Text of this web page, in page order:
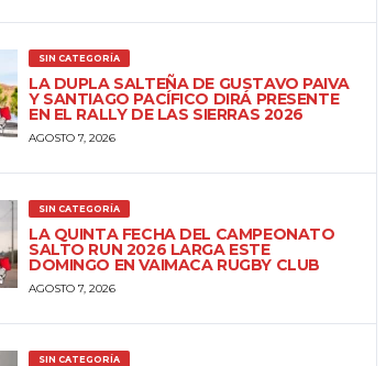
SIN CATEGORÍA
LA DUPLA SALTEÑA DE GUSTAVO PAIVA
Y SANTIAGO PACÍFICO DIRÁ PRESENTE
EN EL RALLY DE LAS SIERRAS 2026
AGOSTO 7, 2026
SIN CATEGORÍA
LA QUINTA FECHA DEL CAMPEONATO
SALTO RUN 2026 LARGA ESTE
DOMINGO EN VAIMACA RUGBY CLUB
AGOSTO 7, 2026
SIN CATEGORÍA